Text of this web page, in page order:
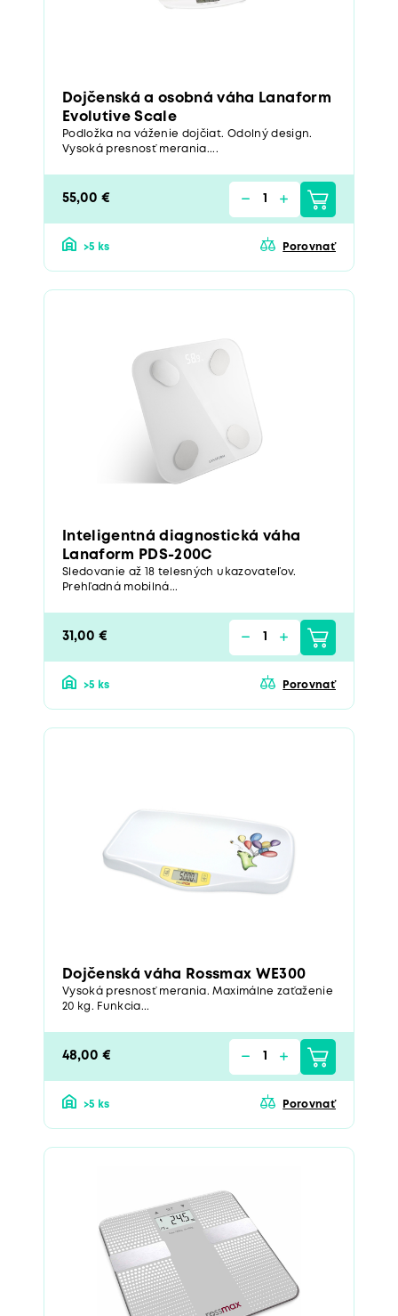
Dojčenská a osobná váha Lanaform
Evolutive Scale
Podložka na váženie dojčiat. Odolný design.
Vysoká presnosť merania....
55,00 €
>5 ks Porovnať
Inteligentná diagnostická váha
Lanaform PDS-200C
Sledovanie až 18 telesných ukazovateľov.
Prehľadná mobilná...
31,00 €
>5 ks Porovnať
Dojčenská váha Rossmax WE300
Vysoká presnosť merania. Maximálne zaťaženie
20 kg. Funkcia...
48,00 €
>5 ks Porovnať